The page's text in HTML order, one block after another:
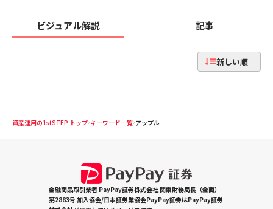
ビジュアル解説 記事
新しい順
資産運用の1stSTEP トップ キーワード一覧 アップル
金融商品取引業者 PayPay証券株式会社 関東財務局長（金商）
第2883号 加入協会/日本証券業協会PayPay証券はPayPay証券